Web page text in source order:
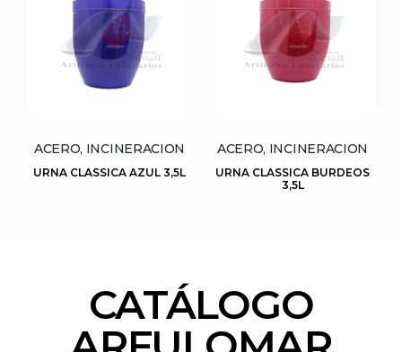
ACERO, INCINERACION
URNA CLASSICA AZUL 3,5L
ACERO, INCINERACION
URNA CLASSICA BURDEOS
3,5L
CATÁLOGO